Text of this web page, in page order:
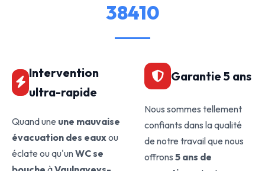
38410
Intervention
ultra-rapide
Quand une une mauvaise
évacuation des eauxou
éclate ou qu'unWC se
Garantie 5 ans
Nous sommes tellement
confiants dans la qualité
de notre travail que nous
offrons 5 ans de